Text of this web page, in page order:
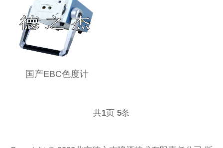
国产EBC色度计
共1页 5条